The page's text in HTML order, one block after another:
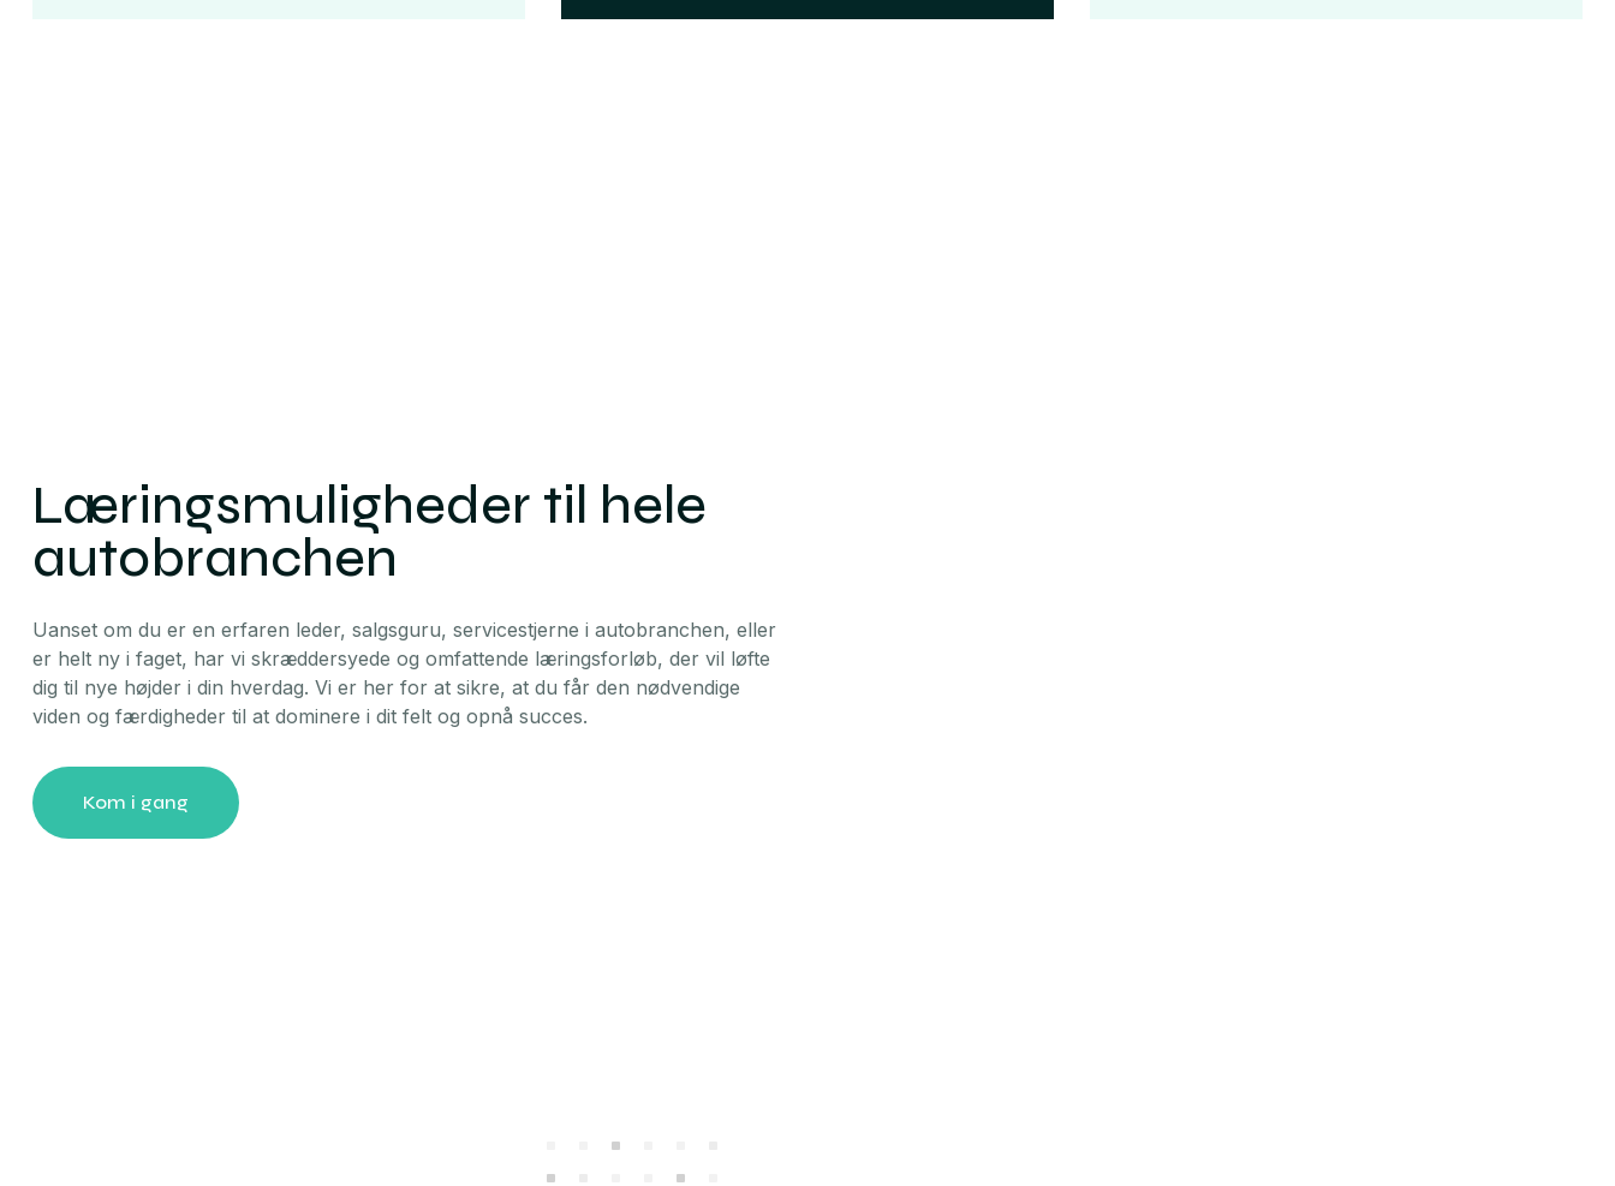
Læringsmuligheder til hele
autobranchen
Uanset om du er en erfaren leder, salgsguru, servicestjerne i autobranchen, eller
er helt ny i faget, har vi skræddersyede og omfattende læringsforløb, der vil løfte
dig til nye højder i din hverdag. Vi er her for at sikre, at du får den nødvendige
viden og færdigheder til at dominere i dit felt og opnå succes.
Kom i gang